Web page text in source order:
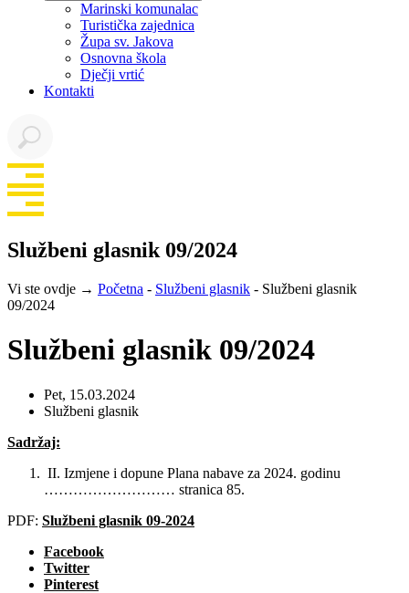
Marinski komunalac
Turistička zajednica
Župa sv. Jakova
Osnovna škola
Dječji vrtić
Kontakti
Službeni glasnik 09/2024
Vi ste ovdje → Početna - Službeni glasnik - Službeni glasnik
09/2024
Službeni glasnik 09/2024
Pet, 15.03.2024
Službeni glasnik
Sadržaj:
II. Izmjene i dopune Plana nabave za 2024. godinu
……………………… stranica 85.
PDF: Službeni glasnik 09-2024
Facebook
Twitter
Pinterest